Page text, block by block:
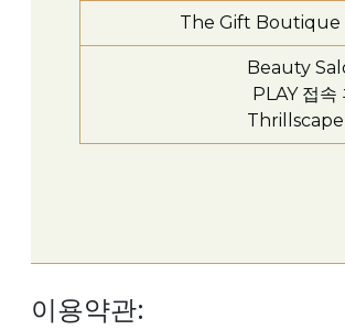
The Gift Boutique
Beauty
PLAY 접속
Thrillscape
이용약관: